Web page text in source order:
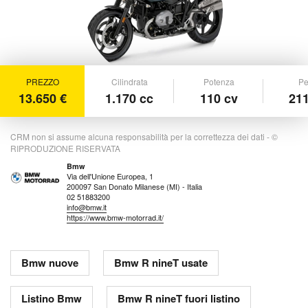
PREZZO
13.650 €
Cilindrata
1.170 cc
Potenza
110 cv
CRM non si assume alcuna responsabilità per la correttezza dei dati - ©
RIPRODUZIONE RISERVATA
Bmw
Via dell'Unione Europea, 1
200097 San Donato Milanese (MI) - Italia
02 51883200
info@bmw.it
https://www.bmw-motorrad.it/
Bmw nuove Bmw R nineT usate
Listino Bmw Bmw R nineT fuori listino